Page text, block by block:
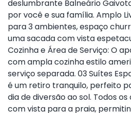
deslumbrante Balneário
por você e sua família. Amplo
para 3 ambientes, espaço
uma sacada com vista
Cozinha e Área de Serviço: O
com ampla cozinha estilo
serviço separada. 03 Suítes
é um retiro tranquilo, perfeito
dia de diversão ao sol. Todos
com vista para a praia,